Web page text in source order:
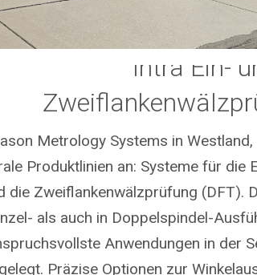
Intra Ein-
Metrology Systems in
Produktlinien an: Systeme für die
die Zweiflankenwälzprüfung (DFT).
als auch in Doppelspindel-
Anwendungen in der
Präzise Optionen zur